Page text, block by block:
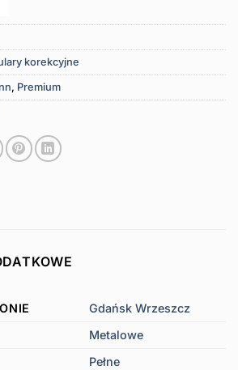
korekcyjne
, Premium
Gdańsk Wrzeszcz
Metalowe
Pełne